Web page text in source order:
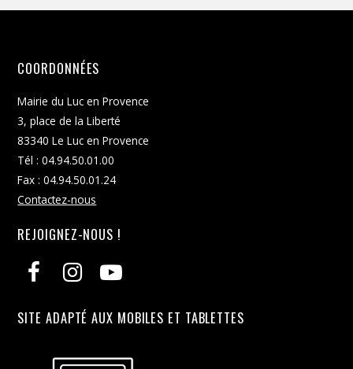
COORDONNÉES
Mairie du Luc en Provence
3, place de la Liberté
83340 Le Luc en Provence
Tél : 04.94.50.01.00
Fax : 04.94.50.01.24
Contactez-nous
REJOIGNEZ-NOUS !
SITE ADAPTÉ AUX MOBILES ET TABLETTES